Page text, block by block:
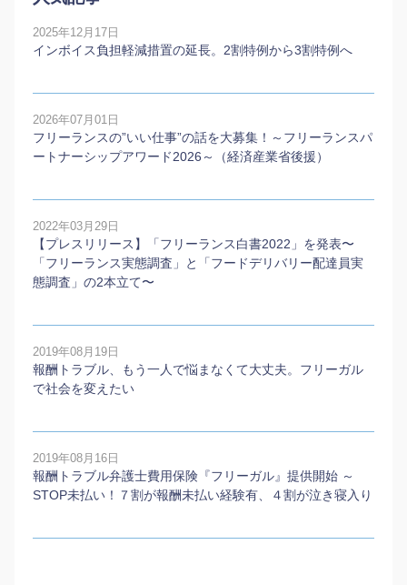
2025年12月17日
インボイス負担軽減措置の延長。2割特例から3割特例へ
2026年07月01日
フリーランスの”いい仕事”の話を大募集！～フリーランスパ
ートナーシップアワード2026～（経済産業省後援）
2022年03月29日
【プレスリリース】「フリーランス白書2022」を発表〜
「フリーランス実態調査」と「フードデリバリー配達員実
態調査」の2本⽴て〜
2019年08月19日
報酬トラブル、もう一人で悩まなくて大丈夫。フリーガル
で社会を変えたい
2019年08月16日
報酬トラブル弁護士費用保険『フリーガル』提供開始 ～
STOP未払い！７割が報酬未払い経験有、４割が泣き寝入り